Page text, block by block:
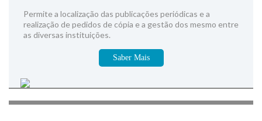
Permite a localização das publicações periódicas e a
realização de pedidos de cópia e a gestão dos mesmo entre
as diversas instituições.
Saber Mais